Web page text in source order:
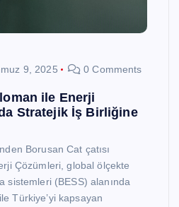
9, 2025 0 Comments
ile Enerji
Stratejik İş Birliğine
Borusan Cat çatısı
Çözümleri, global ölçekte
sistemleri (BESS) alanında
Türkiye’yi kapsayan